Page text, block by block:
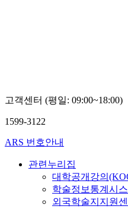
고객센터 (평일: 09:00~18:00)
1599-3122
ARS 번호안내
관련누리집
대학공개강의
학술정보통계시
외국학술지지원